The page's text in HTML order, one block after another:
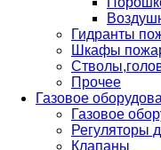
Гидранты
Шкафы
Прочее
Газовое
Газовое
Регуляторы
Клапаны